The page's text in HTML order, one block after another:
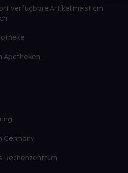
verfügbare Artikel meist am
Apotheken
Germany
Rechenzentrum